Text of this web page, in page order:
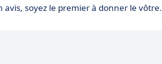
avis, soyez le premier à donner le vôtre.